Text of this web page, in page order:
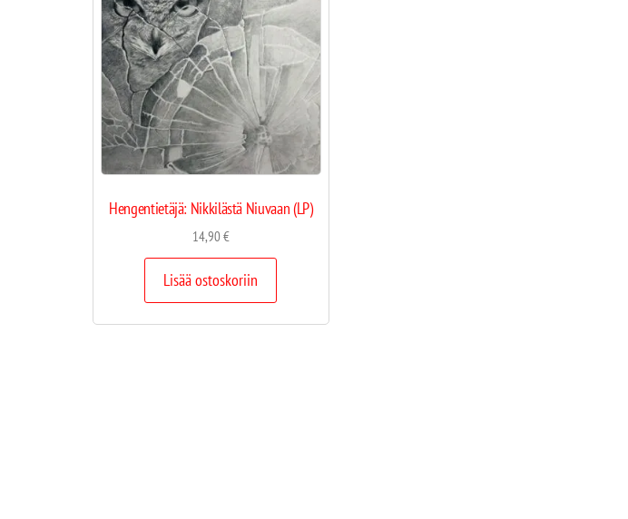
Hengentietäjä: Nikkilästä Niuvaan (LP)
14,90€
Lisää ostoskoriin